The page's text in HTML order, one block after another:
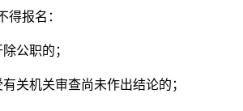
报名：
公职的；
机关审查尚未作出结论的；